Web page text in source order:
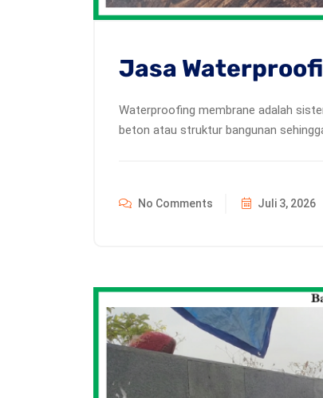
Jasa
Waterproofing membrane adalah
beton atau struktur bangunan
No Comments Juli 3, 2026